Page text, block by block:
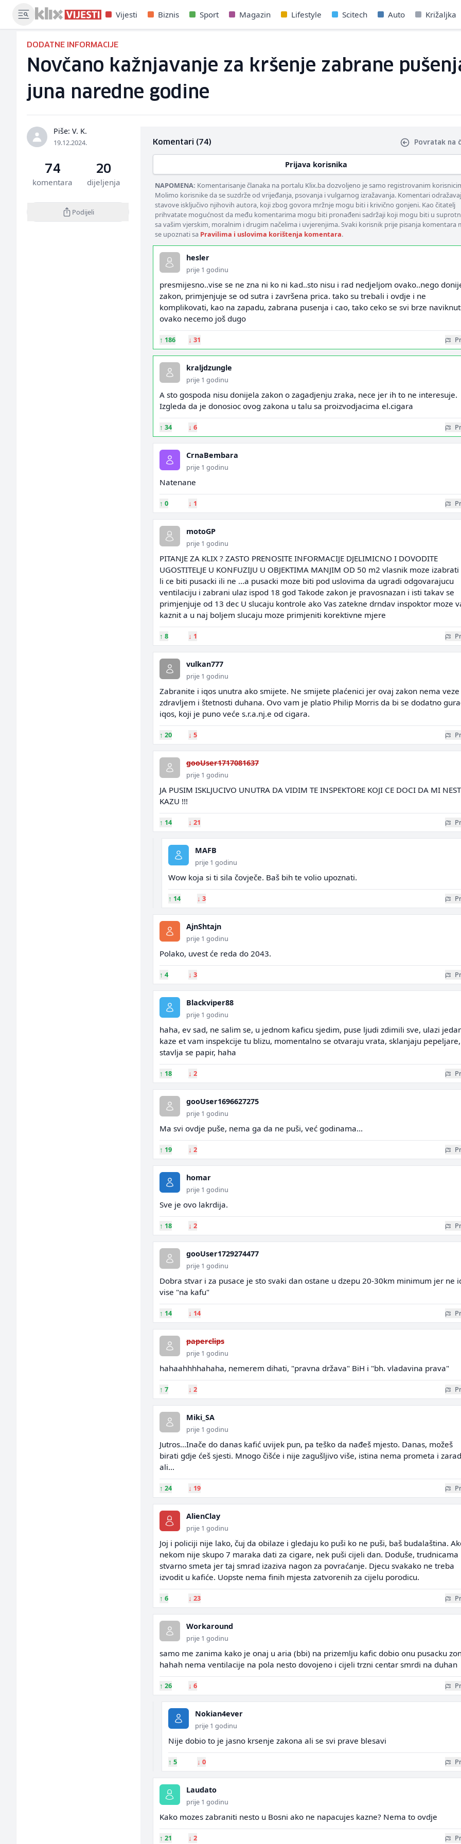
Vijesti Biznis Sport Magazin Lifestyle Scitech Auto Križaljka
DODATNE INFORMACIJE
Novčano kažnjavanje za kršenje zabrane
juna naredne godine
Piše: V. K.
19.12.2024.
74
komentara
20
dijeljenja
Podijeli
Komentari (74) Povratak na
Prijava korisnika
NAPOMENA: Komentarisanje članaka na portalu Klix.ba dozvoljeno je samo registrovanim
Molimo korisnike da se suzdrže od vrijeđanja, psovanja i vulgarnog izražavanja. Komentari
stavove isključivo njihovih autora, koji zbog govora mržnje mogu biti i krivično gonjeni. Kao čitatelj
prihvatate mogućnost da među komentarima mogu biti pronađeni sadržaji koji mogu biti u
sa vašim vjerskim, moralnim i drugim načelima i uvjerenjima. Svaki korisnik prije pisanja komentara
se upoznati sa Pravilima i uslovima korištenja komentara.
hesler
prije 1 godinu
presmijesno..vise se ne zna ni ko ni kad..sto nisu i rad nedjeljom ovako..nego
zakon, primjenjuje se od sutra i završena prica. tako su trebali i ovdje i ne
komplikovati, kao na zapadu, zabrana pusenja i cao, tako ceko se svi brze
ovako necemo još dugo
↑ 186 ↓ 31
kraljdzungle
prije 1 godinu
A sto gospoda nisu donijela zakon o zagadjenju zraka, nece jer ih to ne interesuje.
Izgleda da je donosioc ovog zakona u talu sa proizvodjacima el.cigara
↑ 34 ↓ 6
CrnaBembara
prije 1 godinu
Natenane
↑ 0 ↓ 1
motoGP
prije 1 godinu
PITANJE ZA KLIX ? ZASTO PRENOSITE INFORMACIJE DJELIMICNO I DOVODITE
UGOSTITELJE U KONFUZIJU U OBJEKTIMA MANJIM OD 50 m2 vlasnik moze izabrati
li ce biti pusacki ili ne ...a pusacki moze biti pod uslovima da ugradi odgovarajucu
ventilaciju i zabrani ulaz ispod 18 god Takode zakon je pravosnazan i isti takav se
primjenjuje od 13 dec U slucaju kontrole ako Vas zatekne drndav inspoktor moze
kaznit a u naj boljem slucaju moze primjeniti korektivne mjere
↑ 8 ↓ 1
vulkan777
prije 1 godinu
Zabranite i iqos unutra ako smijete. Ne smijete plaćenici jer ovaj zakon nema veze
zdravljem i štetnosti duhana. Ovo vam je platio Philip Morris da bi se dodatno
iqos, koji je puno veće s.r.a.nj.e od cigara.
↑ 20 ↓ 5
gooUser1717081637
prije 1 godinu
JA PUSIM ISKLJUCIVO UNUTRA DA VIDIM TE INSPEKTORE KOJI CE DOCI DA MI
KAZU !!!
↑ 14 ↓ 21
MAFB
prije 1 godinu
Wow koja si ti sila čovječe. Baš bih te volio upoznati.
↑ 14 ↓ 3
AjnShtajn
prije 1 godinu
Polako, uvest će reda do 2043.
↑ 4 ↓ 3
Blackviper88
prije 1 godinu
haha, ev sad, ne salim se, u jednom kaficu sjedim, puse ljudi zdimili sve, ulazi
kaze et vam inspekcije tu blizu, momentalno se otvaraju vrata, sklanjaju pepeljare,
stavlja se papir, haha
↑ 18 ↓ 2
gooUser1696627275
prije 1 godinu
Ma svi ovdje puše, nema ga da ne puši, već godinama...
↑ 19 ↓ 2
homar
prije 1 godinu
Sve je ovo lakrdija.
↑ 18 ↓ 2
gooUser1729274477
prije 1 godinu
Dobra stvar i za pusace je sto svaki dan ostane u dzepu 20-30km minimum jer ne
vise "na kafu"
↑ 14 ↓ 14
paperclips
prije 1 godinu
hahaahhhhahaha, nemerem dihati, "pravna država" BiH i "bh. vladavina prava"
↑ 7 ↓ 2
Miki_SA
prije 1 godinu
Jutros...Inače do danas kafić uvijek pun, pa teško da nađeš mjesto. Danas, možeš
birati gdje ćeš sjesti. Mnogo čišće i nije zagušljivo više, istina nema prometa i
ali...
↑ 24 ↓ 19
AlienClay
prije 1 godinu
Joj i policiji nije lako, čuj da obilaze i gledaju ko puši ko ne puši, baš budalaština.
nekom nije skupo 7 maraka dati za cigare, nek puši cijeli dan. Doduše, trudnicama
stvarno smeta jer taj smrad izaziva nagon za povraćanje. Djecu svakako ne treba
izvodit u kafiće. Uopste nema finih mjesta zatvorenih za cijelu porodicu.
↑ 6 ↓ 23
Workaround
prije 1 godinu
samo me zanima kako je onaj u aria (bbi) na prizemlju kafic dobio onu pusacku
hahah nema ventilacije na pola nesto dovojeno i cijeli trzni centar smrdi na duhan
↑ 26 ↓ 6
Nokian4ever
prije 1 godinu
Nije dobio to je jasno krsenje zakona ali se svi prave blesavi
↑ 5 ↓ 0
Laudato
prije 1 godinu
Kako mozes zabraniti nesto u Bosni ako ne napacujes kazne? Nema to ovdje
↑ 21 ↓ 2